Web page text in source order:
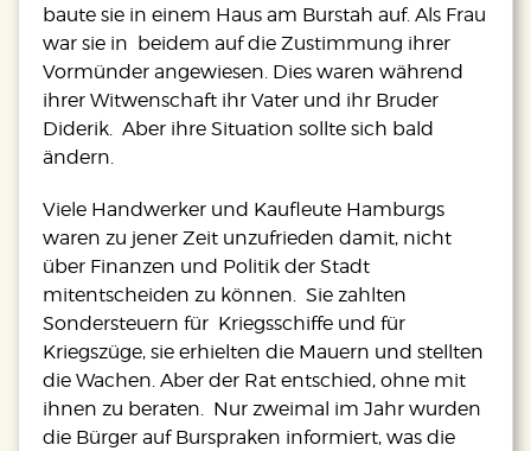
baute sie in einem Haus am Burstah auf. Als Frau
war sie in beidem auf die Zustimmung ihrer
Vormünder angewiesen. Dies waren während
ihrer Witwenschaft ihr Vater und ihr Bruder
Diderik. Aber ihre Situation sollte sich bald
ändern.
Viele Handwerker und Kaufleute Hamburgs
waren zu jener Zeit unzufrieden damit, nicht
über Finanzen und Politik der Stadt
mitentscheiden zu können. Sie zahlten
Sondersteuern für Kriegsschiffe und für
Kriegszüge, sie erhielten die Mauern und stellten
die Wachen. Aber der Rat entschied, ohne mit
ihnen zu beraten. Nur zweimal im Jahr wurden
die Bürger auf Burspraken informiert, was die